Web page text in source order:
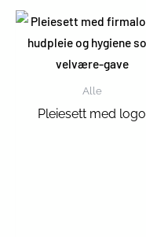
Alle
Pleiesett med logo